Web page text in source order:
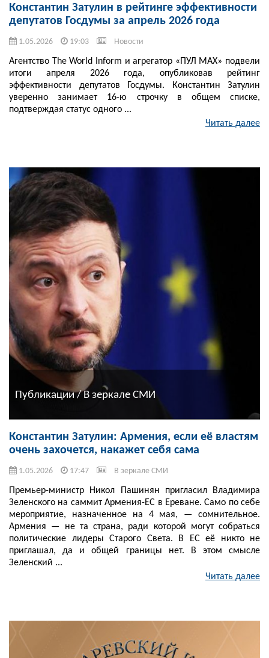
Константин Затулин в рейтинге эффективности
депутатов Госдумы за апрель 2026 года
1.05.2026 19:03 Новости
Агентство The World Inform и агрегатор «ПУЛ MAX» подвели
итоги апреля 2026 года, опубликовав рейтинг
эффективности депутатов Госдумы. Константин Затулин
уверенно занимает 16-ю строчку в общем списке,
подтверждая статус одного ...
Читать далее
Публикации / В зеркале СМИ
Константин Затулин: Армения, если её властям
очень захочется, накажет себя сама
1.05.2026 17:47 В зеркале СМИ
Премьер-министр Никол Пашинян пригласил Владимира
Зеленского на саммит Армения-ЕС в Ереване. Само по себе
мероприятие, назначенное на 4 мая, — сомнительное.
Армения — не та страна, ради которой могут собраться
политические лидеры Старого Света. В ЕС её никто не
приглашал, да и общей границы нет. В этом смысле
Зеленский ...
Читать далее